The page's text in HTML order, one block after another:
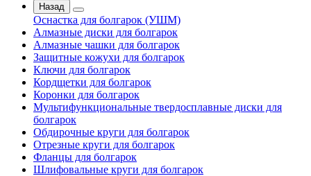
Назад
Оснастка для болгарок (УШМ)
Алмазные диски для болгарок
Алмазные чашки для болгарок
Защитные кожухи для болгарок
Ключи для болгарок
Кордщетки для болгарок
Коронки для болгарок
Мультифункциональные твердосплавные диски для
болгарок
Обдирочные круги для болгарок
Отрезные круги для болгарок
Фланцы для болгарок
Шлифовальные круги для болгарок